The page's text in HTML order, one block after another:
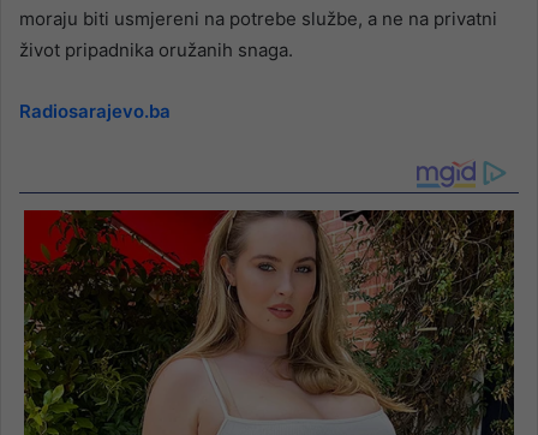
moraju biti usmjereni na potrebe službe, a ne na privatni
život pripadnika oružanih snaga.
Radiosarajevo.ba